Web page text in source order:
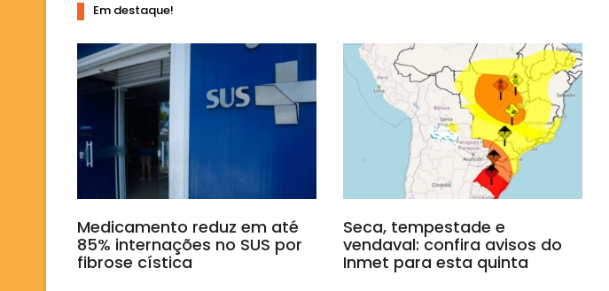
Em destaque!
Medicamento reduz em até
85% internações no SUS por
fibrose cística
Seca, tempestade e
vendaval: confira avisos do
Inmet para esta quinta